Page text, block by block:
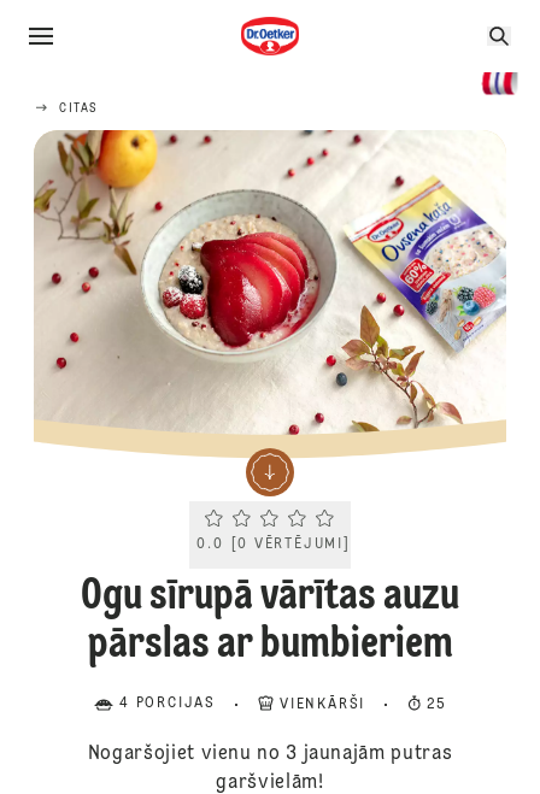
CITAS
Current rating 0.0. Click to rate.
0.0 [0 VĒRTĒJUMI
Ogu sīrupā vārītas auzu
pārslas ar bumbieriem
4 PORCIJAS VIENKĀRŠI 25
Nogaršojiet vienu no 3 jaunajām putras
garšvielām!